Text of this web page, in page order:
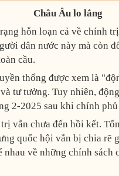
Châu Âu lo lắng
hỗn loạn cả về chính
dân nước này mà còn
cầu.
thống được xem là
tư tưởng. Tuy nhiên,
2-2025 sau khi chính
vẫn chưa đến hồi kết.
quốc hội vẫn bị chia rẽ
nhau về những chính sách